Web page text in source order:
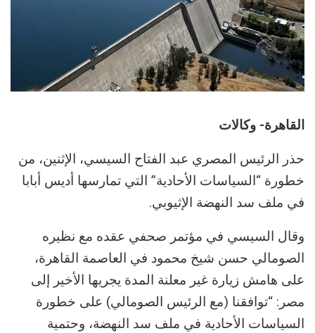
القاهرة- وكالات
حذر الرئيس المصري عبد الفتاح السيسي، الإثنين، من
خطورة “السياسات الأحادية” التي تمارسها أديس أبابا
في ملف سد النهضة الإثيوبي.
وقال السيسي في مؤتمر صحفي عقده مع نظيره
الصومالي حسن شيخ محمود في العاصمة القاهرة،
على هامش زيارة غير معلنة المدة يجريها الأخير إلى
مصر: “توافقنا (مع الرئيس الصومالي) على خطورة
السياسات الأحادية في ملف سد النهضة، وحتمية